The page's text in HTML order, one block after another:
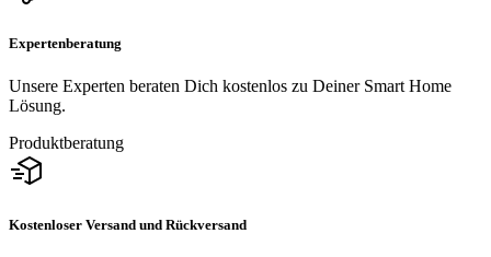
Expertenberatung
Unsere Experten beraten Dich kostenlos zu Deiner Smart Home
Lösung.
Produktberatung
Kostenloser Versand und Rückversand